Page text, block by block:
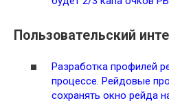
Пользовательский
Разработка профилей
процессе. Рейдовые
сохранять окно рейда